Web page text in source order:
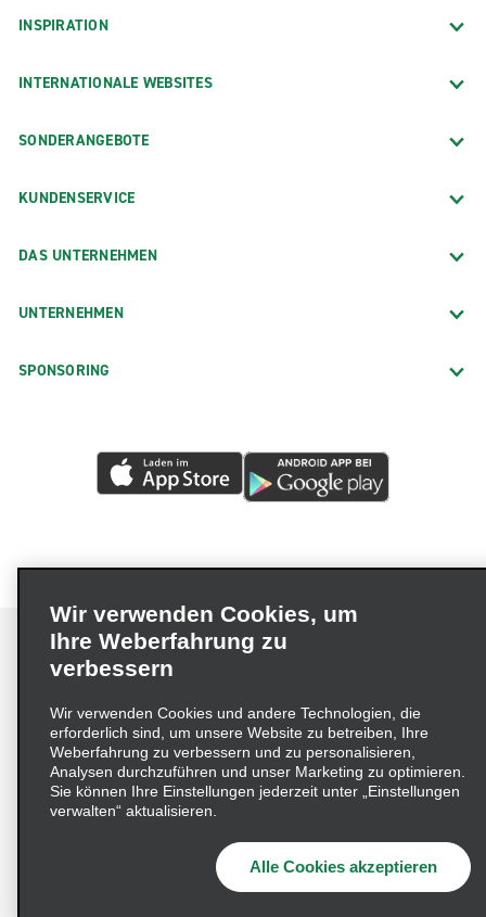
INSPIRATION
INTERNATIONALE WEBSITES
SONDERANGEBOTE
KUNDENSERVICE
DAS UNTERNEHMEN
UNTERNEHMEN
SPONSORING
Impressum Nutzungsbedingungen
Datenschutzrichtlinie
Cookie-Richtlinie
Datenschutzoptionen
Lieferkettensorgfaltspflichtengesetz (LkSG) Grundsatzerklärung
Beschwerdeverfahren nach dem
© 2026 Enterprise Holdings, Inc. Alle Rechte vorbehalten
Wir verwenden Cookies, um
Ihre Weberfahrung zu
verbessern
Wir verwenden Cookies und andere Technologien, die
erforderlich sind, um unsere Website zu betreiben, Ihre
Weberfahrung zu verbessern und zu personalisieren,
Analysen durchzuführen und unser Marketing zu optimieren.
Sie können Ihre Einstellungen jederzeit unter „Einstellungen
verwalten“ aktualisieren.
Alle Cookies akzeptieren